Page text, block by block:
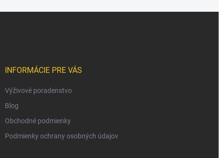
INFORMÁCIE PRE VÁS
Výživové poradenstvo
Blog
Obchodné podmienky
Podmienky ochrany osobných údajov